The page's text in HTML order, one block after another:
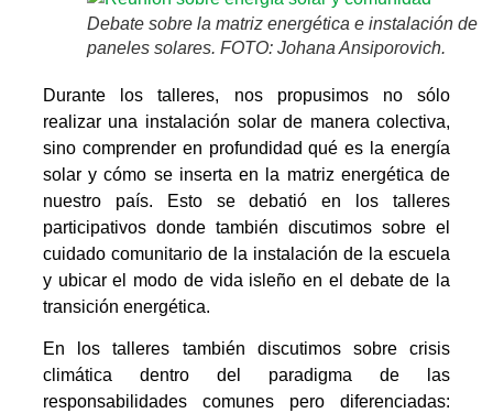
Debate sobre la matriz energética e instalación de
paneles solares. FOTO: Johana Ansiporovich.
Durante los talleres, nos propusimos no sólo
realizar una instalación solar de manera colectiva,
sino comprender en profundidad qué es la energía
solar y cómo se inserta en la matriz energética de
nuestro país. Esto se debatió en los talleres
participativos donde también discutimos sobre el
cuidado comunitario de la instalación de la escuela
y ubicar el modo de vida isleño en el debate de la
transición energética.
En los talleres también discutimos sobre crisis
climática dentro del paradigma de las
responsabilidades comunes pero diferenciadas: